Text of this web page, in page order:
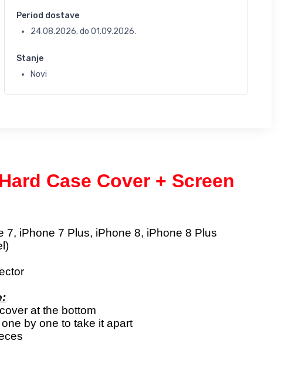
Period dostave
24.08.2026. do 01.09.2026.
Stanje
Novi